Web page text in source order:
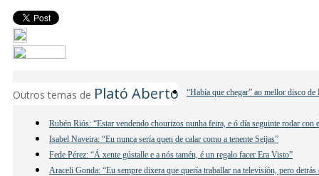
Outros temas de Plató Aberto “Había que chegar” ao mellor disco
Rubén Riós: “Estar vendendo chourizos nunha feira, e ó día seguinte rodar con
Isabel Naveira: “Eu nunca sería quen de calar como a tenente Seijas”
Fede Pérez: “Á xente gústalle e a nós tamén, é un regalo facer Era Visto”
Araceli Gonda: “Eu sempre dixera que quería traballar na televisión, pero detrás